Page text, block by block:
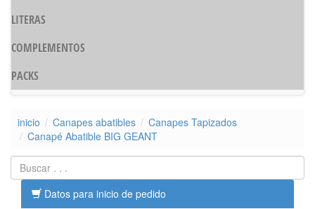
LITERAS
COMPLEMENTOS
PACKS
inicio Canapes abatibles
Canapes Tapizados
Canapé Abatible BIG GEANT
Datos para inicio de pedido